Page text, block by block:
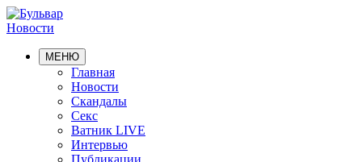
Новости
МЕНЮ
Главная
Новости
Скандалы
Секс
Ватник LIVE
Интервью
Публикации